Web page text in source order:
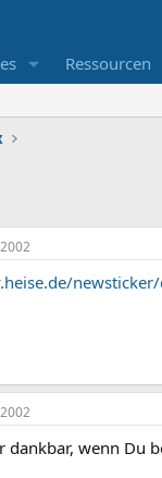
Ressourcen
dankbar, wenn Du